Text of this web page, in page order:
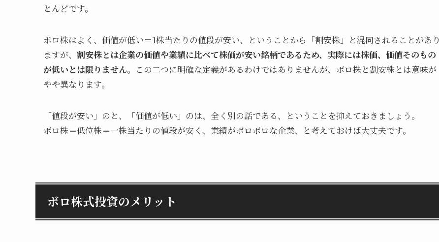
とんどです。
ボロ株はよく、価値が低い＝1株当たりの値段が安い、ということから「割安株」と混同されることがあり
ますが、 割安株とは企業の価値や業績に比べて株価が安い銘柄であるため、実際には株価、価値そのもの
が低いとは限りません。この二つに明確な定義があるわけではありませんが、ボロ株と割安株とは意味が
やや異なります。
「値段が安い」のと、「価値が低い」のは、全く別の話である、ということを抑えておきましょう。
ボロ株＝低位株＝一株当たりの値段が安く、業績がボロボロな企業、と考えておけば大丈夫です。
ボロ株式投資のメリット